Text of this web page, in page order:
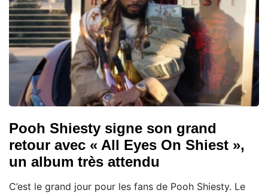
Pooh Shiesty signe son grand
retour avec « All Eyes On Shiest »,
un album très attendu
C’est le grand jour pour les fans de Pooh Shiesty. Le